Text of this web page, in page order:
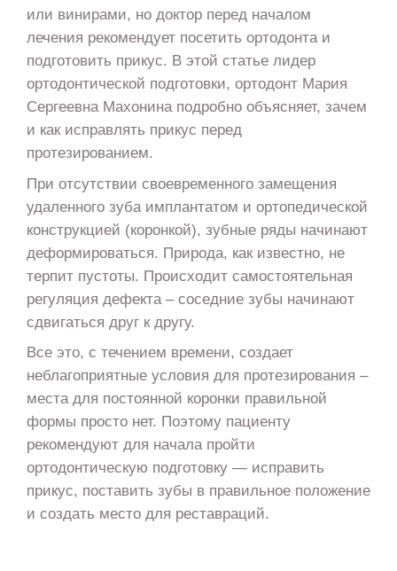
или винирами, но доктор перед началом
лечения рекомендует посетить ортодонта и
подготовить прикус. В этой статье лидер
ортодонтической подготовки, ортодонт Мария
Сергеевна Махонина подробно объясняет, зачем
и как исправлять прикус перед
протезированием.
При отсутствии своевременного замещения
удаленного зуба имплантатом и ортопедической
конструкцией (коронкой), зубные ряды начинают
деформироваться. Природа, как известно, не
терпит пустоты. Происходит самостоятельная
регуляция дефекта – соседние зубы начинают
сдвигаться друг к другу.
Все это, с течением времени, создает
неблагоприятные условия для протезирования –
места для постоянной коронки правильной
формы просто нет. Поэтому пациенту
рекомендуют для начала пройти
ортодонтическую подготовку — исправить
прикус, поставить зубы в правильное положение
и создать место для реставраций.